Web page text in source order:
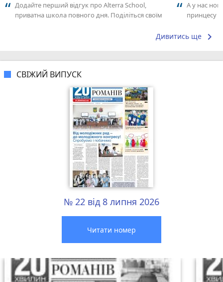
Додайте перший відгук про Alterra School,
приватна школа повного дня. Поділіться своїм
А у нас
принцесу
Дивитись ще keyboard_arrow_right
СВІЖИЙ ВИПУСК
№ 22 від 8 липня 2026
Читати номер